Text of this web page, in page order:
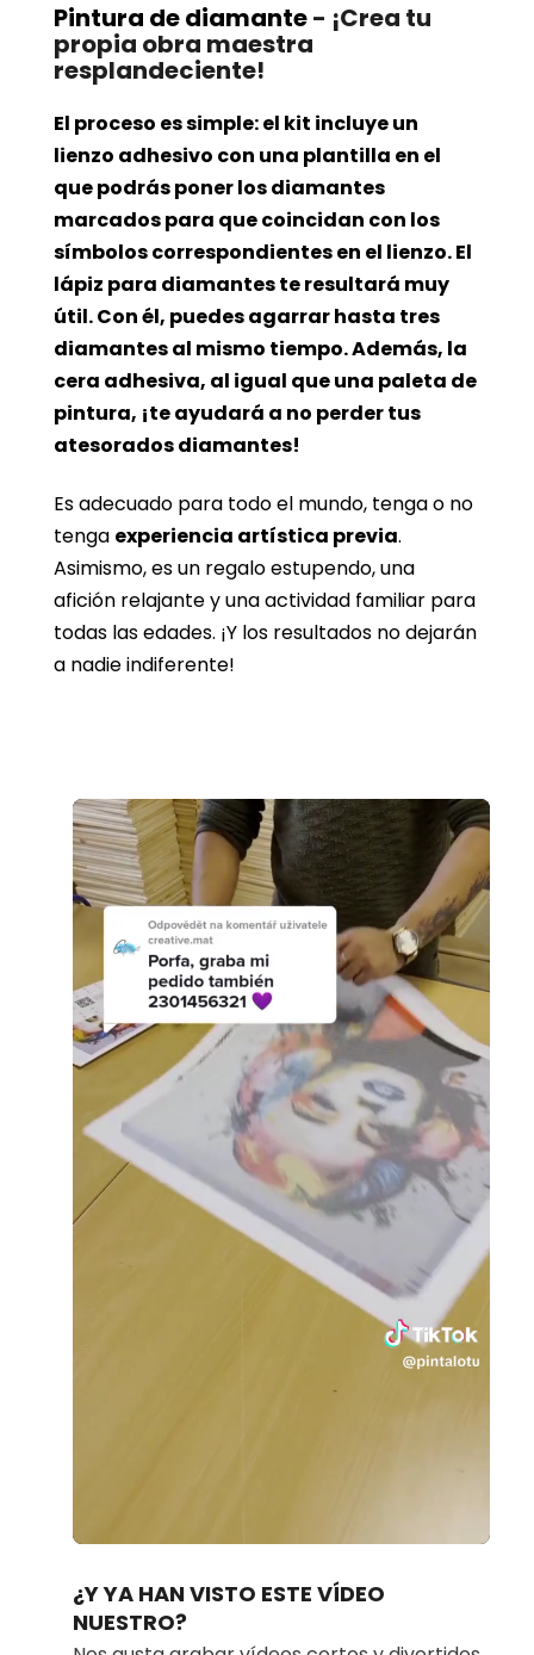
Pintura de diamante- ¡Crea tu
propia obra maestra
resplandeciente!
El proceso es simple: el kit incluye un
lienzo adhesivo con una plantilla en el
que podrás poner los diamantes
marcados para que coincidan con los
símbolos correspondientes en el lienzo. El
lápiz para diamantes te resultará muy
útil. Con él, puedes agarrar hasta tres
diamantes al mismo tiempo. Además, la
cera adhesiva, al igual que una paleta de
pintura, ¡te ayudará a no perder tus
atesorados diamantes!
Es adecuado para todo el mundo, tenga o no
tenga experiencia artística previa.
Asimismo, es un regalo estupendo, una
afición relajante y una actividad familiar para
todas las edades. ¡Y los resultados no dejarán
a nadie indiferente!
34.42%
¿Y YA HAN VISTO ESTE VÍDEO
NUESTRO?